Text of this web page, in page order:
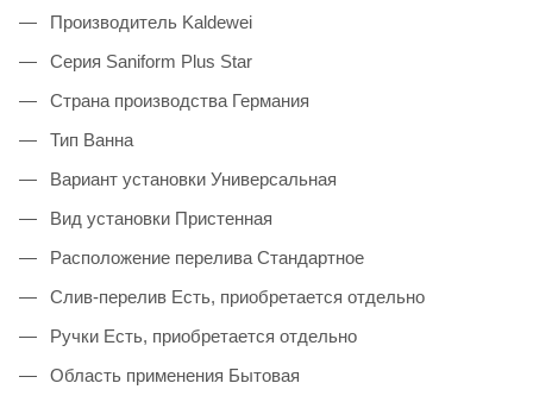
Производитель Kaldewei
Серия Saniform Plus Star
Страна производства Германия
Тип Ванна
Вариант установки Универсальная
Вид установки Пристенная
Расположение перелива Стандартное
Слив-перелив Есть, приобретается отдельно
Ручки Есть, приобретается отдельно
Область применения Бытовая